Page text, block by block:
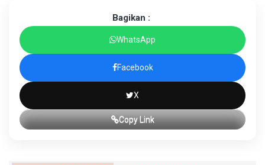
Bagikan :
WhatsApp
Facebook
X
Copy Link